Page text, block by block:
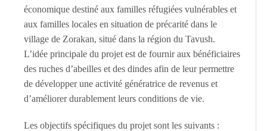
économique destiné aux familles réfugiées vulnérables et
aux familles locales en situation de précarité dans le
village de Zorakan, situé dans la région du Tavush.
L’idée principale du projet est de fournir aux bénéficiaires
des ruches d’abeilles et des dindes afin de leur permettre
de développer une activité génératrice de revenus et
d’améliorer durablement leurs conditions de vie.
Les objectifs spécifiques du projet sont les suivants :